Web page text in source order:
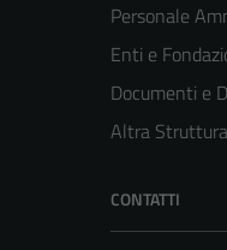
Personale
Enti e
Documenti e
Altra Struttura
CONTATTI